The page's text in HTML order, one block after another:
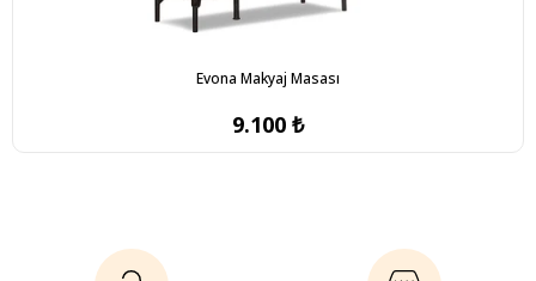
Evona Makyaj Masası
9.100 ₺